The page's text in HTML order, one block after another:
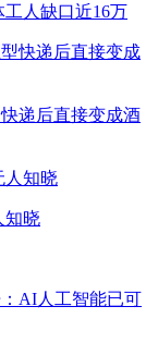
人缺口近16万
递后直接变成酒
知晓